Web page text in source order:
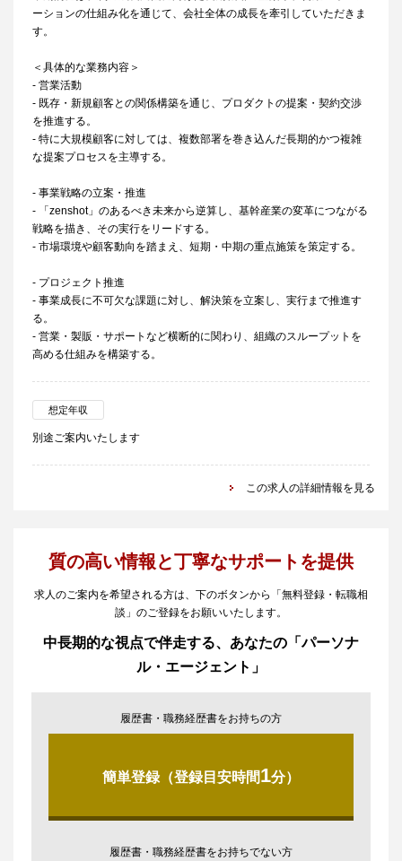
ーションの仕組み化を通じて、会社全体の成長を牽引していただきま
す。
＜具体的な業務内容＞
- 営業活動
- 既存・新規顧客との関係構築を通じ、プロダクトの提案・契約交渉
を推進する。
- 特に大規模顧客に対しては、複数部署を巻き込んだ長期的かつ複雑
な提案プロセスを主導する。
- 事業戦略の立案・推進
- 「zenshot」のあるべき未来から逆算し、基幹産業の変革につながる
戦略を描き、その実行をリードする。
- 市場環境や顧客動向を踏まえ、短期・中期の重点施策を策定する。
- プロジェクト推進
- 事業成長に不可欠な課題に対し、解決策を立案し、実行まで推進す
る。
- 営業・製販・サポートなど横断的に関わり、組織のスループットを
高める仕組みを構築する。
想定年収
別途ご案内いたします
この求人の詳細情報を見る
質の高い情報と丁寧なサポートを提供
求人のご案内を希望される方は、下のボタンから「無料登録・転職相
談」のご登録をお願いいたします。
中長期的な視点で伴走する、あなたの「パーソナ
ル・エージェント」
履歴書・職務経歴書をお持ちの方
簡単登録（登録目安時間1分）
履歴書・職務経歴書をお持ちでない方